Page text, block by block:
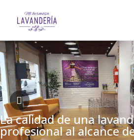
La calidad de una
profesional al alcance